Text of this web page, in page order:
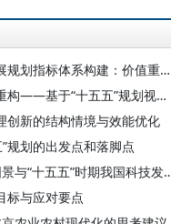
崔硼 王冬波：“双一流”大学“十五五”发展规划指标体系构建：价值重构与实践路径
崔硼：“双一流”高校的战略升维与学科重构——基于“十五五”规划视角的系统性思考
创新的结构情境与效能优化
规划的出发点和落脚点
刘中伟 邰瀚征：全球科技变革
标与应对要点